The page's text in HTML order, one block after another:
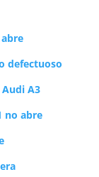
defectuoso
A3
no abre